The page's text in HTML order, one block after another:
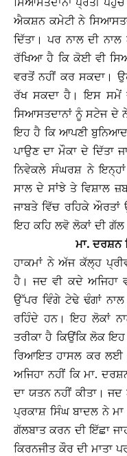
ਐਕਸ਼ਨ ਕਮੇਟੀ ਨੇ
ਦਿੱਤਾ। ਪਰ ਨਾਲ ਦੀ
ਰੱਖਿਆ ਹੈ ਕਿ ਕੋਈ ਵੀ
ਵਰਤੋਂ ਨਹੀਂ ਕਰ ਸਕਦਾ।
ਰੱਖ ਸਕਦਾ ਹੈ। ਇਸ ਸਮੇਂ
ਸਿਆਸਤਦਾਨਾਂ ਨੂੰ ਸਟੇਜ ਦੇ
ਇਹ ਹੈ ਕਿ ਆਪਣੀ ਬੁਨਿਆਦ
ਪਾਉਣ ਦਾ ਮੌਕਾ ਦੇ ਦਿੱਤਾ
ਨਿਵੇਕਲੇ ਸੰਘਰਸ਼ ਨੇ
ਸਾਲ ਦੇ ਸਾਂਝੇ ਤੇ ਵਿਸ਼ਾਲ
ਜਾਬਤੇ ਵਿੱਚ ਰਹਿਕੇ
ਇਹ ਕਹਿ ਲਵੋ ਲੋਕਾਂ ਦੀ
ਮਾ. ਦਰਸ਼ਨ
ਹਾਕਮਾਂ ਨੇ ਅੱਜ ਕੱਲ੍ਹ
ਹੈ। ਜਦ ਵੀ ਕਦੇ ਅਜਿਹਾ
ਉੱਪਰ ਵਿੰਗੇ ਟੇਢੇ ਢੰਗਾਂ
ਰਹਿੰਦੇ ਹਨ। ਇਹ ਲੋਕਾਂ
ਤਰੀਕਾ ਹੈ ਕਿਉਂਕਿ ਲੋਕ
ਰਿਆਇਤ ਹਾਸਲ ਕਰ ਲਈ
ਅਜਿਹਾ ਨਹੀਂ ਕਿ ਮਾ.
ਦਾ ਯਤਨ ਨਹੀਂ ਕੀਤਾ।
ਪ੍ਰਕਾਸ਼ ਸਿੰਘ ਬਾਦਲ ਨੇ
ਗੱਲਬਾਤ ਕਰਨ ਦੀ ਇੱਛਾ
ਕਿਰਨਜੀਤ ਕੌਰ ਦੀ ਮਾਤਾ